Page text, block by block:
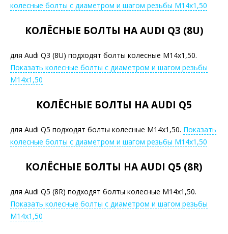
колесные болты с диаметром и шагом резьбы М14х1,50
КОЛЁСНЫЕ БОЛТЫ НА AUDI Q3 (8U)
для Audi Q3 (8U) подходят болты колесные М14х1,50.
Показать колесные болты с диаметром и шагом резьбы
М14х1,50
КОЛЁСНЫЕ БОЛТЫ НА AUDI Q5
для Audi Q5 подходят болты колесные М14х1,50. Показать
колесные болты с диаметром и шагом резьбы М14х1,50
КОЛЁСНЫЕ БОЛТЫ НА AUDI Q5 (8R)
для Audi Q5 (8R) подходят болты колесные М14х1,50.
Показать колесные болты с диаметром и шагом резьбы
М14х1,50